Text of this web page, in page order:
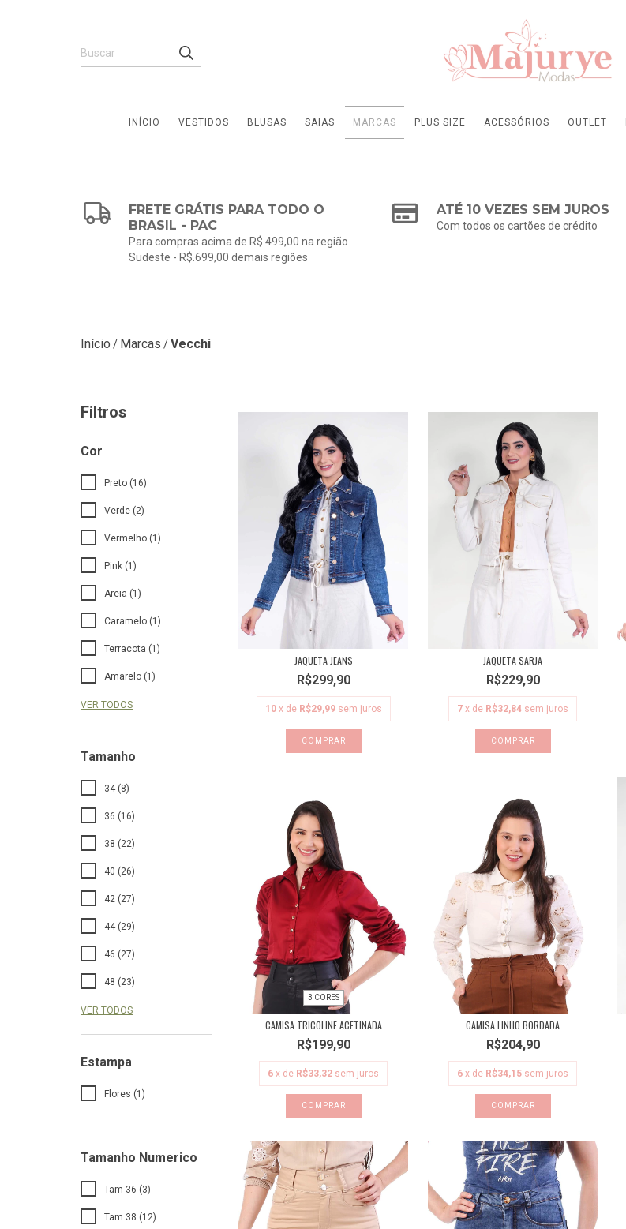
INÍCIO VESTIDOS BLUSAS SAIAS MARCAS PLUS SIZE ACESSÓRIOS OUTLET
FRETE GRÁTIS PARA TODO O
BRASIL - PAC
Para compras acima de R$.499,00 na região
Sudeste - R$.699,00 demais regiões
ATÉ 10 VEZES SEM JUROS
Com todos os cartões de crédito
Início / Marcas /Vecchi
Filtros
Cor
Preto (16)
Verde (2)
Vermelho (1)
Pink (1)
Areia (1)
Caramelo (1)
Terracota (1)
Amarelo (1)
VER TODOS
Tamanho
34 (8)
36 (16)
38 (22)
40 (26)
42 (27)
44 (29)
46 (27)
48 (23)
VER TODOS
Estampa
Flores (1)
Tamanho Numerico
Tam 36 (3)
Tam 38 (12)
JAQUETA JEANS
R$299,90
10 x de R$29,99 sem juros
COMPRAR
JAQUETA SARJA
R$229,90
7 x de R$32,84 sem juros
COMPRAR
3 CORES
CAMISA TRICOLINE ACETINADA
R$199,90
6 x de R$33,32 sem juros
COMPRAR
CAMISA LINHO BORDADA
R$204,90
6 x de R$34,15 sem juros
COMPRAR